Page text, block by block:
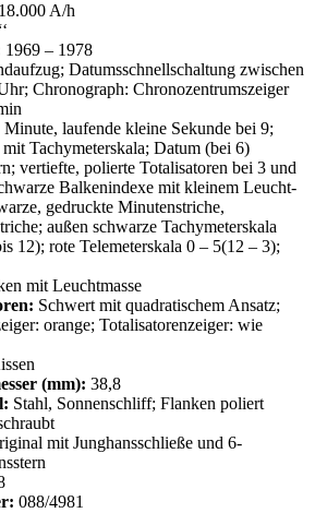
18.000 A/h
1969 – 1978
Datumsschnellschaltung zwischen
Chronograph: Chronozentrumszeiger
Minute, laufende kleine Sekunde bei 9;
Tachymeterskala; Datum (bei 6)
vertiefte, polierte Totalisatoren bei 3 und
Balkenindexe mit kleinem Leucht-
gedruckte Minutenstriche,
außen schwarze Tachymeterskala
12); rote Telemeterskala 0 – 5(12 – 3);
mit Leuchtmasse
Schwert mit quadratischem Ansatz;
orange; Totalisatorenzeiger: wie
(mm): 38,8
Stahl, Sonnenschliff; Flanken poliert
mit Junghansschließe und 6-
088/4981